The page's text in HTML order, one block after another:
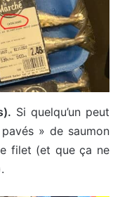
Si quelqu’un peut
» de saumon
filet (et que ça ne